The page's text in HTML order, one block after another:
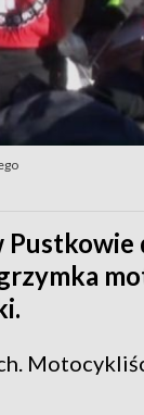
Pustkowie